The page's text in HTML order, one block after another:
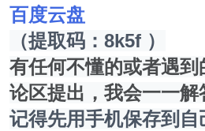
百度云盘
（提取码：8k5f ）
有任何不懂的或者遇
论区提出，我会一一解
记得先用手机保存到